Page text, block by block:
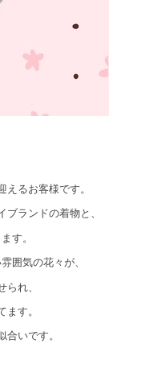
るお客様です。
ランドの着物と、
す。
囲気の花々が、
れ、
す。
いです。